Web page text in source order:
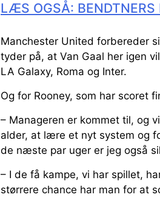
LÆS OGSÅ: BENDTNERS
Manchester United forbereder
tyder på, at Van Gaal her igen
LA Galaxy, Roma og Inter.
Og for Rooney, som har scoret
– Manageren er kommet til, og
alder, at lære et nyt system og
de næste par uger er jeg også
– I de få kampe, vi har spillet,
størrere chance har man for at